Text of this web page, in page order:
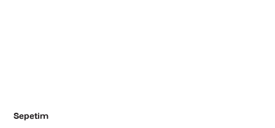
Sepetim